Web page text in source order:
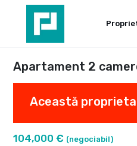
Apartament 2
Această
104,000 € (negociabil)